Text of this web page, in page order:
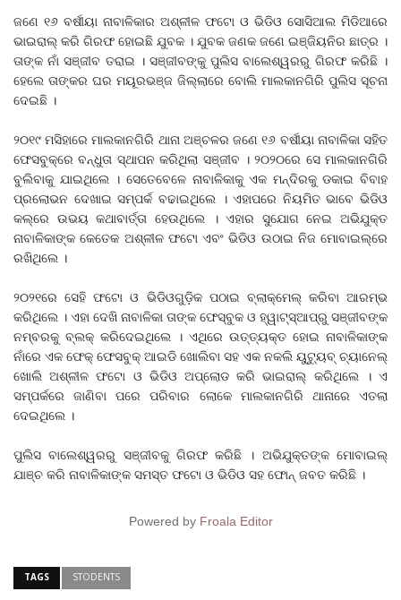
ଜଣେ ୧୬ ବର୍ଷୀୟା ନାବାଳିକାର ଅଶ୍ଳୀଳ ଫଟୋ ଓ ଭିଡିଓ ସୋସିଆଲ ମିଡିଆରେ
ଭାଇରାଲ୍ କରି ଗିରଫ ହୋଇଛି ଯୁବକ । ଯୁବକ ଜଣକ ଜଣେ ଇଞ୍ଜିୟନିର ଛାତ୍ର ।
ତାଙ୍କ ନାଁ ସଞ୍ଜୀବ ତରାଇ । ସଞ୍ଜୀବଙ୍କୁ ପୁଲିସ ବାଲେଶ୍ୱରରୁ ଗିରଫ କରିଛି ।
ହେଲେ ତାଙ୍କର ଘର ମୟୂରଭଞ୍ଜ ଜିଲ୍ଲାରେ ବୋଲି ମାଲକାନଗିରି ପୁଲିସ ସୂଚନା
ଦେଇଛି ।
୨୦୧୯ ମସିହାରେ ମାଲକାନଗିରି ଥାନା ଅଞ୍ଚଳର ଜଣେ ୧୬ ବର୍ଷୀୟା ନାବାଳିକା ସହିତ
ଫେସବୁକ୍‌ରେ ବନ୍ଧୁତା ସ୍ଥାପନ କରିଥିଲା ସଞ୍ଜୀବ । ୨୦୨୦ରେ ସେ ମାଲକାନଗିରି
ବୁଲିବାକୁ ଯାଇଥିଲେ । ସେତେବେଳେ ନାବାଳିକାକୁ ଏକ ମନ୍ଦିରକୁ ଡକାଇ ବିବାହ
ପ୍ରଲୋଭନ ଦେଖାଇ ସମ୍ପର୍କ ବଢାଇଥିଲେ । ଏହାପରେ ନିୟମିତ ଭାବେ ଭିଡିଓ
କଲ୍‌ରେ ଉଭୟ କଥାବାର୍ତ୍ତା ହେଉଥିଲେ । ଏହାର ସୁଯୋଗ ନେଇ ଅଭିଯୁକ୍ତ
ନାବାଳିକାଙ୍କ କେତେକ ଅଶ୍ଳୀଳ ଫଟୋ ଏବଂ ଭିଡିଓ ଉଠାଇ ନିଜ ମୋବାଇଲ୍‌ରେ
ରଖିଥିଲେ ।
୨୦୨୧ରେ ସେହି ଫଟୋ ଓ ଭିଡିଓଗୁଡି଼କ ପଠାଇ ବ୍ଲାକ୍‌ମେଲ୍ କରିବା ଆରମ୍ଭ
କରିଥିଲେ । ଏହା ଦେଖି ନାବାଳିକା ତାଙ୍କ ଫେସ୍‌ବୁକ ଓ ହ୍ୱାଟ୍‌ସ୍‌ଆପ୍‌ରୁ ସଞ୍ଜୀବଙ୍କ
ନମ୍ବରକୁ ବ୍ଲକ୍ କରିଦେଇଥିଲେ । ଏଥିରେ ଉତ୍ତ୍ୟକ୍ତ ହୋଇ ନାବାଳିକାଙ୍କ
ନାଁରେ ଏକ ଫେକ୍ ଫେସବୁକ୍ ଆଇଡି ଖୋଲିବା ସହ ଏକ ନକଲି ୟୁଟ୍ୟୁବ୍ ଚ୍ୟାନେଲ୍
ଖୋଲି ଅଶ୍ଳୀଳ ଫଟୋ ଓ ଭିଡିଓ ଅପ୍‌ଲୋଡ କରି ଭାଇରାଲ୍ କରିଥିଲେ । ଏ
ସମ୍ପର୍କରେ ଜାଣିବା ପରେ ପରିବାର ଲୋକେ ମାଲକାନଗିରି ଥାନାରେ ଏତଲା
ଦେଇଥିଲେ ।
ପୁଲିସ ବାଲେଶ୍ୱରରୁ ସଞ୍ଜୀବକୁ ଗିରଫ କରିଛି । ଅଭିଯୁକ୍ତଙ୍କ ମୋବାଇଲ୍
ଯାଞ୍ଚ କରି ନାବାଳିକାଙ୍କ ସମସ୍ତ ଫଟୋ ଓ ଭିଡିଓ ସହ ଫୋନ୍ ଜବତ କରିଛି ।
Powered by Froala Editor
TAGS STODENTS